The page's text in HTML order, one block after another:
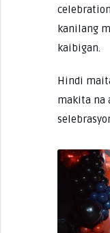
kanilang
kaibigan.
Hindi
makita na